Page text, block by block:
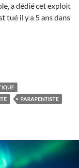
a dédié cet exploit
tué il y a 5 ans dans
danse avec
PARAPENTISTE